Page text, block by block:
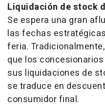
Liquidación de stock
Se espera una gran
las fechas
feria.
que los
sus liquidaciones de
se traduce en
consumidor final.